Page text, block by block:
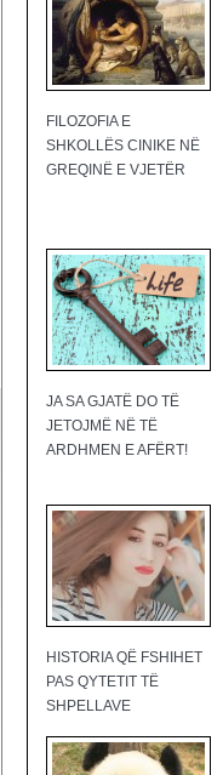
FILOZOFIA E
SHKOLLËS CINIKE NË
GREQINË E VJETËR
JA SA GJATË DO TË
JETOJMË NË TË
ARDHMEN E AFËRT!
HISTORIA QË FSHIHET
PAS QYTETIT TË
SHPELLAVE